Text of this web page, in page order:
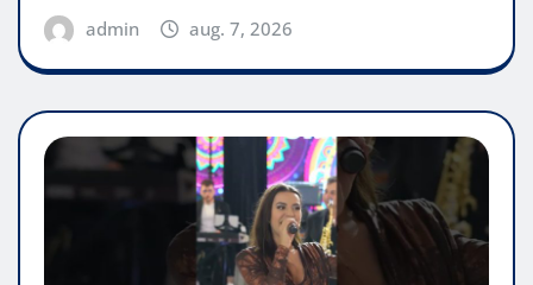
admin aug. 7, 2026